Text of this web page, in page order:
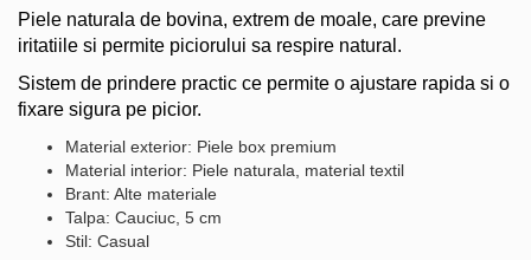
Piele naturala de bovina, extrem de moale, care previne
iritatiile si permite piciorului sa respire natural.
Sistem de prindere practic ce permite o ajustare rapida si o
fixare sigura pe picior.
Material exterior: Piele box premium
Material interior: Piele naturala, material textil
Brant: Alte materiale
Talpa: Cauciuc, 5 cm
Stil: Casual